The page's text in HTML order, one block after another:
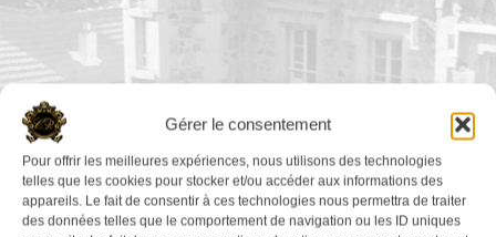
Gérer le consentement
Pour offrir les meilleures expériences, nous utilisons des technologies
telles que les cookies pour stocker et/ou accéder aux informations des
appareils. Le fait de consentir à ces technologies nous permettra de traiter
des données telles que le comportement de navigation ou les ID uniques